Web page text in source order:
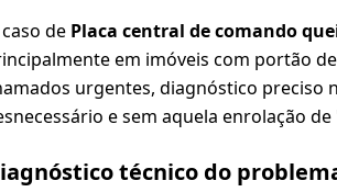
de Placa central de comando
em imóveis com portão
urgentes, diagnóstico preciso
e sem aquela enrolação
técnico do